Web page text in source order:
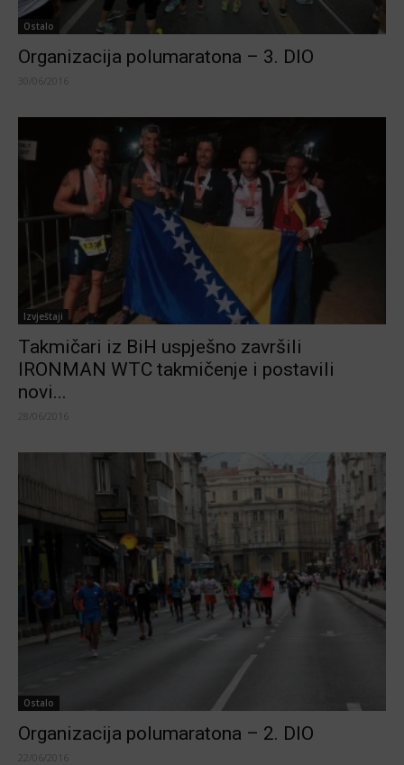
Ostalo
Organizacija polumaratona – 3. DIO
30/06/2016
Izvještaji
Takmičari iz BiH uspješno završili
IRONMAN WTC takmičenje i postavili
novi...
28/06/2016
Ostalo
Organizacija polumaratona – 2. DIO
22/06/2016